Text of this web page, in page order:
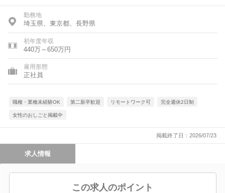
勤務地
埼玉県、東京都、長野県
初年度年収
440万～650万円
雇用形態
正社員
職種・業種未経験OK 第二新卒歓迎 リモートワーク可 完全週休2日制
女性のおしごと掲載中
掲載終了日：2026/07/23
求人情報
この求人のポイント